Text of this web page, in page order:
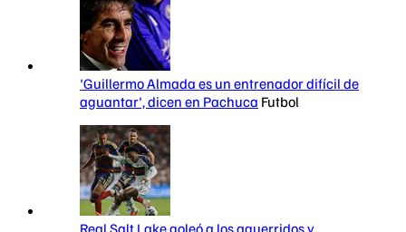
'Guillermo Almada es un entrenador difícil de
aguantar', dicen en Pachuca Futbol
Real Salt Lake goleó a los aguerridos y